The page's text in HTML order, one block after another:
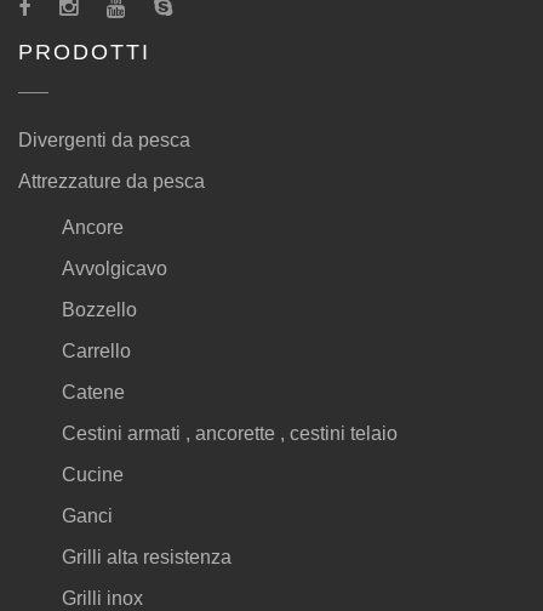
PRODOTTI
Divergenti da pesca
Attrezzature da pesca
Ancore
Avvolgicavo
Bozzello
Carrello
Catene
Cestini armati , ancorette , cestini telaio
Cucine
Ganci
Grilli alta resistenza
Grilli inox